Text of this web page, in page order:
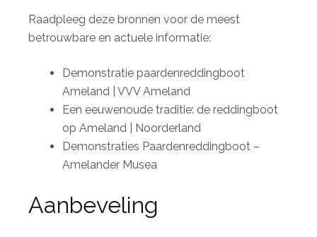
Raadpleeg deze bronnen voor de meest
betrouwbare en actuele informatie:
Demonstratie paardenreddingboot
Ameland | VVV Ameland
Een eeuwenoude traditie: de reddingboot
op Ameland | Noorderland
Demonstraties Paardenreddingboot –
Amelander Musea
Aanbeveling